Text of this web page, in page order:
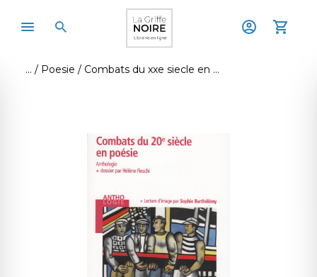
Poesie Combats du xxe siecle en poesie